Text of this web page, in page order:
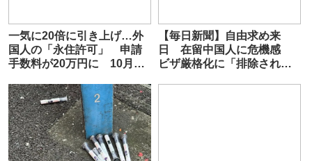
一気に20倍に引き上げ…外
国人の「永住許可」 申請
手数料が20万円に 10月1
【毎日新聞】自由求め来
日 在留中国人に危機感
ビザ厳格化に「排除されて